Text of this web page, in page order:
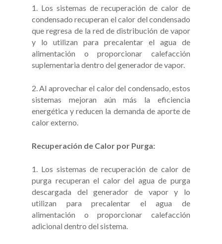
1. Los sistemas de recuperación de calor de
condensado recuperan el calor del condensado
que regresa de la red de distribución de vapor
y lo utilizan para precalentar el agua de
alimentación o proporcionar calefacción
suplementaria dentro del generador de vapor.
2. Al aprovechar el calor del condensado, estos
sistemas mejoran aún más la eficiencia
energética y reducen la demanda de aporte de
calor externo.
Recuperación de Calor por Purga:
1. Los sistemas de recuperación de calor de
purga recuperan el calor del agua de purga
descargada del generador de vapor y lo
utilizan para precalentar el agua de
alimentación o proporcionar calefacción
adicional dentro del sistema.